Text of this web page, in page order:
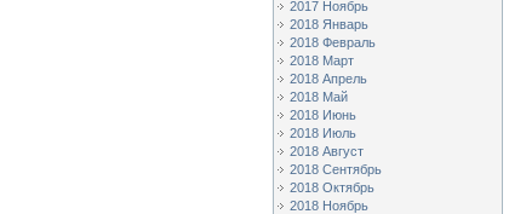
2017 Ноябрь
2018 Январь
2018 Февраль
2018 Март
2018 Апрель
2018 Май
2018 Июнь
2018 Июль
2018 Август
2018 Сентябрь
2018 Октябрь
2018 Ноябрь